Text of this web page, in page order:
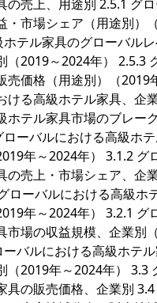
の売上、用途別 2.5.1 グ
・市場シェア（用途別）
テル家具のグローバル
（2019～2024年） 2.5.3
売価格（用途別）（2019
ける高級ホテル家具、企
ホテル家具市場のブレー
ーバルにおける高級ホ
年～2024年） 3.1.2 グ
の売上・市場シェア、企
ローバルにおける高級ホ
年～2024年） 3.2.1 グ
市場の収益規模、企業別
バルにおける高級ホテ
（2019年～2024年） 3.3
具の販売価格、企業別